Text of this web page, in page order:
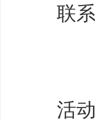
联
活